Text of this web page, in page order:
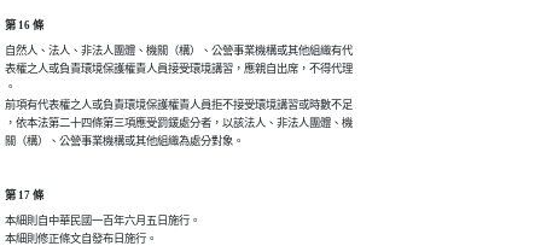
第 16 條
自然人、法人、非法人團體、機關（構）、公營事業機構或其他組織有代
表權之人或負責環境保護權責人員接受環境講習，應親自出席，不得代理
。
前項有代表權之人或負責環境保護權責人員拒不接受環境講習或時數不足
，依本法第二十四條第三項應受罰鍰處分者，以該法人、非法人團體、機
關（構）、公營事業機構或其他組織為處分對象。
第 17 條
本細則自中華民國一百年六月五日施行。
本細則修正條文自發布日施行。